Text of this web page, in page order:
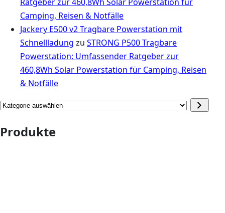
Ratgeber zur 460,8Wh Solar Powerstation für
Camping, Reisen & Notfälle
Jackery E500 v2 Tragbare Powerstation mit
Schnellladung zu STRONG P500 Tragbare
Powerstation: Umfassender Ratgeber zur
460,8Wh Solar Powerstation für Camping, Reisen
& Notfälle
Kategorie
Produkte